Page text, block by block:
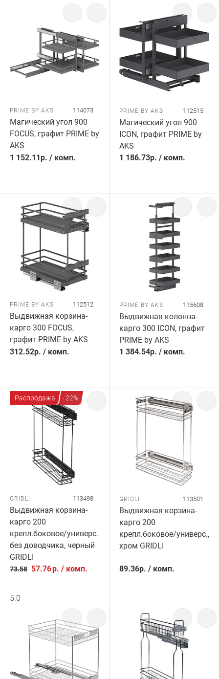
PRIME BY AKS 114073
Магический угол 900
FOCUS, графит PRIME by
AKS
1 152.11р. / комп.
PRIME BY AKS 112515
Магический угол 900
ICON, графит PRIME by
AKS
1 186.73р. / комп.
PRIME BY AKS 112512
Выдвижная корзина-
карго 300 FOCUS,
графит PRIME by AKS
312.52р. / комп.
PRIME BY AKS 115608
Выдвижная колонна-
карго 300 ICON, графит
PRIME by AKS
1 384.54р. / комп.
Распродажа - 22%
GRIDLI 113498
Выдвижная корзина-
карго 200
крепл.боковое/универс.
без доводчика, черный
GRIDLI
73.58 57.76р. / комп.
5.0
GRIDLI 113501
Выдвижная корзина-
карго 200
крепл.боковое/универс.,
хром GRIDLI
89.36р. / комп.